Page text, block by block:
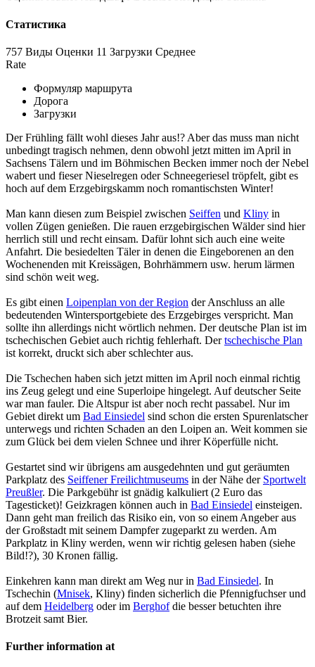
Статистика
757 Виды Оценки 11 Загрузки Среднее
Rate
Формуляр маршрута
Дорога
Загрузки
Der Frühling fällt wohl dieses Jahr aus!? Aber das muss man nicht
unbedingt tragisch nehmen, denn obwohl jetzt mitten im April in
Sachsens Tälern und im Böhmischen Becken immer noch der Nebel
wabert und fieser Nieselregen oder Schneegeriesel tröpfelt, gibt es
hoch auf dem Erzgebirgskamm noch romantischsten Winter!
Man kann diesen zum Beispiel zwischen Seiffen und Kliny in
vollen Zügen genießen. Die rauen erzgebirgischen Wälder sind hier
herrlich still und recht einsam. Dafür lohnt sich auch eine weite
Anfahrt. Die besiedelten Täler in denen die Eingeborenen an den
Wochenenden mit Kreissägen, Bohrhämmern usw. herum lärmen
sind schön weit weg.
Es gibt einen Loipenplan von der Region der Anschluss an alle
bedeutenden Wintersportgebiete des Erzgebirges verspricht. Man
sollte ihn allerdings nicht wörtlich nehmen. Der deutsche Plan ist im
tschechischen Gebiet auch richtig fehlerhaft. Dertschechische Plan
ist korrekt, druckt sich aber schlechter aus.
Die Tschechen haben sich jetzt mitten im April noch einmal richtig
ins Zeug gelegt und eine Superloipe hingelegt. Auf deutscher Seite
war man fauler. Die Altspur ist aber noch recht passabel. Nur im
Gebiet direkt um Bad Einsiedel sind schon die ersten Spurenlatscher
unterwegs und richten Schaden an den Loipen an. Weit kommen sie
zum Glück bei dem vielen Schnee und ihrer Köperfülle nicht.
Gestartet sind wir übrigens am ausgedehnten und gut geräumten
Parkplatz des Seiffener Freilichtmuseums in der Nähe der Sportwelt
Preußler. Die Parkgebühr ist gnädig kalkuliert (2 Euro das
Tagesticket)! Geizkragen können auch in Bad Einsiedel einsteigen.
Dann geht man freilich das Risiko ein, von so einem Angeber aus
der Großstadt mit seinem Dampfer zugeparkt zu werden. Am
Parkplatz in Kliny werden, wenn wir richtig gelesen haben (siehe
Bild!?), 30 Kronen fällig.
Einkehren kann man direkt am Weg nur in Bad Einsiedel. In
Tschechin (Mnisek, Kliny) finden sicherlich die Pfennigfuchser und
auf dem Heidelberg oder im Berghofdie besser betuchten ihre
Brotzeit samt Bier.
Further information at